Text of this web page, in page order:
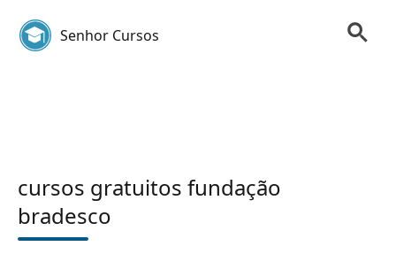
Senhor Cursos
cursos gratuitos fundação
bradesco